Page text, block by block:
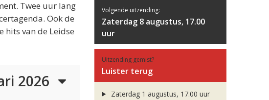
Twee uur lang
Ook de
hits van de Leidse
2026
Volgende uitzending:
Zaterdag 8 augustus, 17.00
uur
Uitzending gemist?
Luister terug
Zaterdag 1 augustus, 17.00 uur